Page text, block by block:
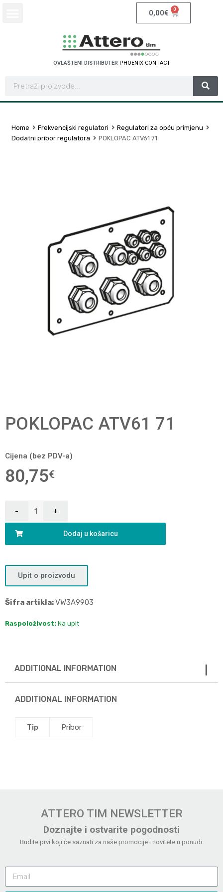
0,00€ 0
OVLAŠTENI DISTRIBUTER PHOENIX CONTACT
Home Frekvencijski regulatori
Regulatori za opću primjenu
Dodatni pribor regulatora
POKLOPAC ATV61 71
POKLOPAC ATV61 71
Cijena (bez PDV-a)
80,75€
Dodaj u košaricu
Upit o proizvodu
Šifra artikla:VW3A9903
Raspoloživost: Na upit
ADDITIONAL INFORMATION
ADDITIONAL INFORMATION
Tip Pribor
ATTERO TIM NEWSLETTER
Doznajte i ostvarite pogodnosti
Budite prvi koji će saznati za naše promocije i novitete u ponudi.